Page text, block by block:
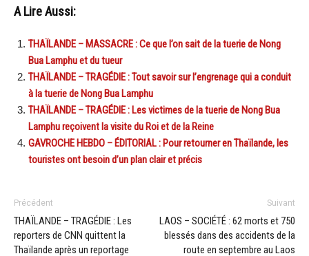
A Lire Aussi:
THAÏLANDE – MASSACRE : Ce que l’on sait de la tuerie de Nong
Bua Lamphu et du tueur
THAÏLANDE – TRAGÉDIE : Tout savoir sur l’engrenage qui a conduit
à la tuerie de Nong Bua Lamphu
THAÏLANDE – TRAGÉDIE : Les victimes de la tuerie de Nong Bua
Lamphu reçoivent la visite du Roi et de la Reine
GAVROCHE HEBDO – ÉDITORIAL : Pour retourner en Thaïlande, les
touristes ont besoin d’un plan clair et précis
Précédent
THAÏLANDE – TRAGÉDIE : Les
reporters de CNN quittent la
Thaïlande après un reportage
Suivant
LAOS – SOCIÉTÉ : 62 morts et 750
blessés dans des accidents de la
route en septembre au Laos